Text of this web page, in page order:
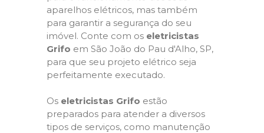
aparelhos elétricos, mas também
para garantir a segurança do seu
imóvel. Conte com os eletricistas
Grifo em São João do Pau d'Alho, SP,
para que seu projeto elétrico seja
perfeitamente executado.
Os eletricistas Grifo estão
preparados para atender a diversos
tipos de serviços, como manutenção